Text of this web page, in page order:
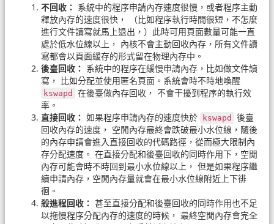
不回收： 系統中的程序申請內存速度很慢，或者程序主動
釋放內存的速度很快， （比如程序執行時間很短，不怎麼
進行文件讀寫就馬上退出，）此時可用頁面數量可能一直
處於低水位線以上， 內核不會主動回收內存，所有文件讀
寫都會以頁面緩存的形式留在物理內存中。
後臺回收： 系統中的程序在緩慢申請內存，比如做文件讀
寫， 比如分配並使用匿名頁面。系統會時不時地喚醒
kswapd
在後臺做內存回收， 不會干擾到程序的執行效
率。
直接回收： 如果程序申請內存的速度快於 kswapd
後臺
回收內存的速度， 空閒內存最終會跌破最小水位線，隨後
的內存申請會進入直接回收的代碼路徑，從而極大限制內
存分配速度。 在直接分配和後臺回收的同時作用下，空閒
內存可能會時不時回到最小水位線以上， 但是如果程序繼
續申請內存，空閒內存量就會在最小水位線附近上下徘
徊。
殺進程回收： 甚至直接分配和後臺回收的同時作用也不足
以拖慢程序分配內存的速度的時候， 最終空閒內存會完全